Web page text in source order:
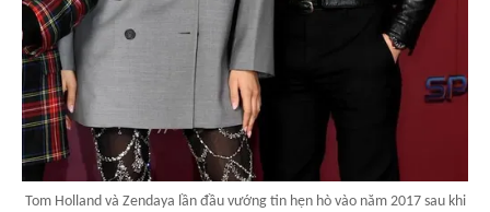
Tom Holland và Zendaya lần đầu vướng tin hẹn hò vào năm 2017 sau khi